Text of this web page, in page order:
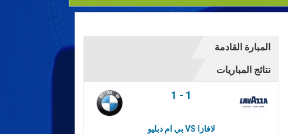
المبارة القادمة
نتائج المباريات
1 - 1
بي ام دبليو VS لافازا